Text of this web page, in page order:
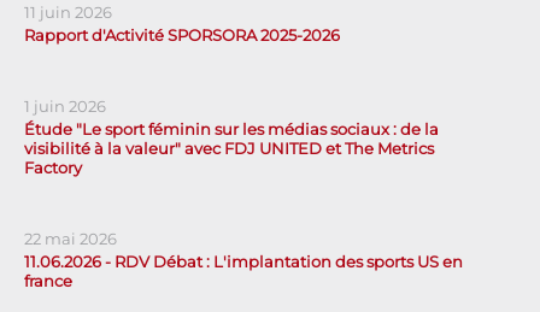
11 juin 2026
Rapport d'Activité SPORSORA 2025-2026
1 juin 2026
Étude "Le sport féminin sur les médias sociaux : de la
visibilité à la valeur" avec FDJ UNITED et The Metrics
Factory
22 mai 2026
11.06.2026 - RDV Débat : L'implantation des sports US en
france